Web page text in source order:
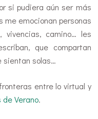
si pudiera aún ser más
emocionan personas
camino… les
que compartan
sientan solas…
entre lo virtual y
de Verano.